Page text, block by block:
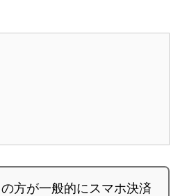
方が一般的にスマホ決済